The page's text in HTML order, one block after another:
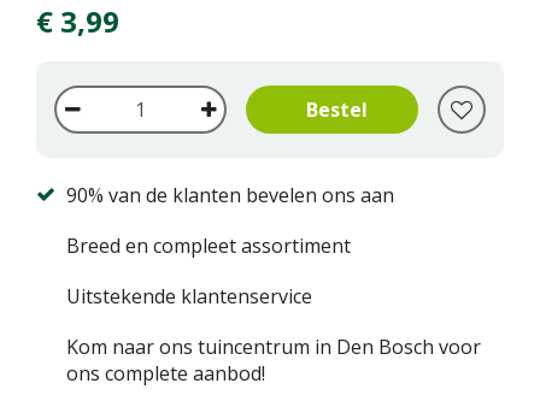
€ 3,99
90% van de klanten bevelen ons aan
Breed en compleet assortiment
Uitstekende klantenservice
Kom naar ons tuincentrum in Den Bosch voor
ons complete aanbod!